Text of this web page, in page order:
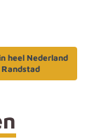
heel Nederland
Randstad